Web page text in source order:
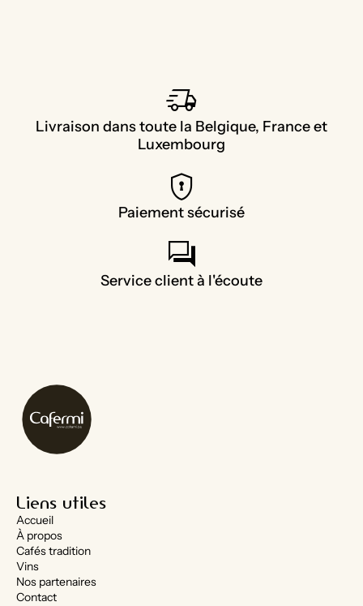
delivery_truck_speed
Livraison dans toute la Belgique, France et
Luxembourg
encrypted
Paiement sécurisé
forum
Service client à l'écoute
Liens utiles
Accueil
À propos
Cafés tradition
Vins
Nos partenaires
Contact